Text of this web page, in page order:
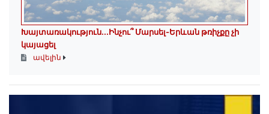
Խայտառակություն․․․Ինչու՞ Մարսել-Երևան թռիչքը չի
կայացել
ավելին